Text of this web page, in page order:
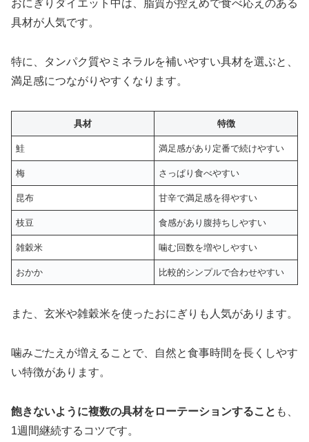
おにぎりダイエット中は、脂質が控えめで食べ応えのある
具材が人気です。
特に、タンパク質やミネラルを補いやすい具材を選ぶと、
満足感につながりやすくなります。
具材 特徴
鮭 満足感があり定番で続けやすい
梅 さっぱり食べやすい
昆布 甘辛で満足感を得やすい
枝豆 食感があり腹持ちしやすい
雑穀米 噛む回数を増やしやすい
おかか 比較的シンプルで合わせやすい
また、玄米や雑穀米を使ったおにぎりも人気があります。
噛みごたえが増えることで、自然と食事時間を長くしやす
い特徴があります。
飽きないように複数の具材をローテーションすること も、
1週間継続するコツです。